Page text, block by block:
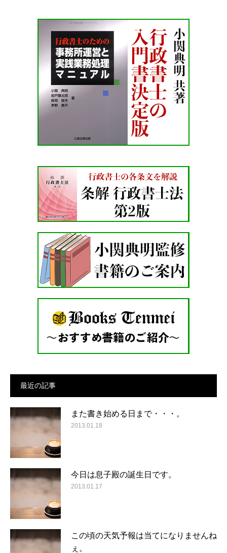
最近の記事
また書き始める日まで・・・。
2013.01.18
今日は息子殿の誕生日です。
2013.01.17
この頃の天気予報は当てになりませんね
ぇ。